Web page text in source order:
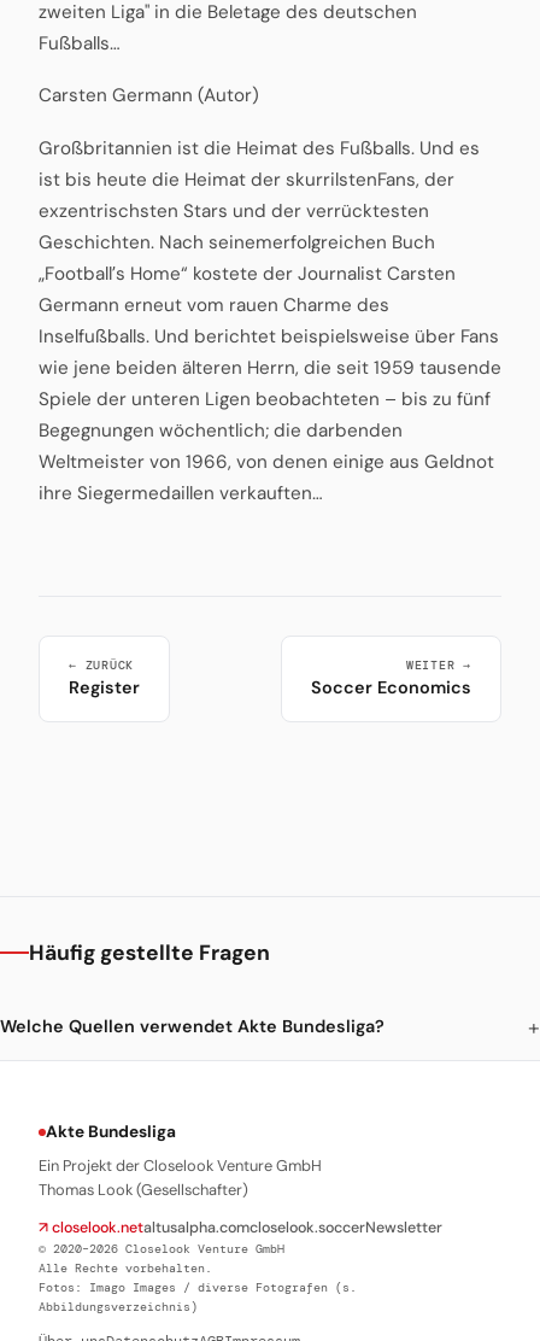
zweiten Liga" in die Beletage des deutschen
Fußballs…
Carsten Germann (Autor)
Großbritannien ist die Heimat des Fußballs. Und es
ist bis heute die Heimat der skurrilstenFans, der
exzentrischsten Stars und der verrücktesten
Geschichten. Nach seinemerfolgreichen Buch
„Footballʼs Home“ kostete der Journalist Carsten
Germann erneut vom rauen Charme des
Inselfußballs. Und berichtet beispielsweise über Fans
wie jene beiden älteren Herrn, die seit 1959 tausende
Spiele der unteren Ligen beobachteten – bis zu fünf
Begegnungen wöchentlich; die darbenden
Weltmeister von 1966, von denen einige aus Geldnot
ihre Siegermedaillen verkauften…
← ZURÜCK
Register
WEITER →
Soccer Economics
Häufig gestellte Fragen
Welche Quellen verwendet Akte Bundesliga?
Akte Bundesliga
Ein Projekt der Closelook Venture GmbH
Thomas Look (Gesellschafter)
↗ closelook.netaltusalpha.comcloselook.soccerNewsletter
© 2020–2026 Closelook Venture GmbH
Alle Rechte vorbehalten.
Fotos: Imago Images / diverse Fotografen (s.
Abbildungsverzeichnis)